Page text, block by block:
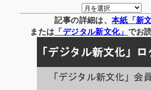
月
別
の
事
一
覧
記事の詳細は、 本紙「新
または 「デジタル新文化」 でお